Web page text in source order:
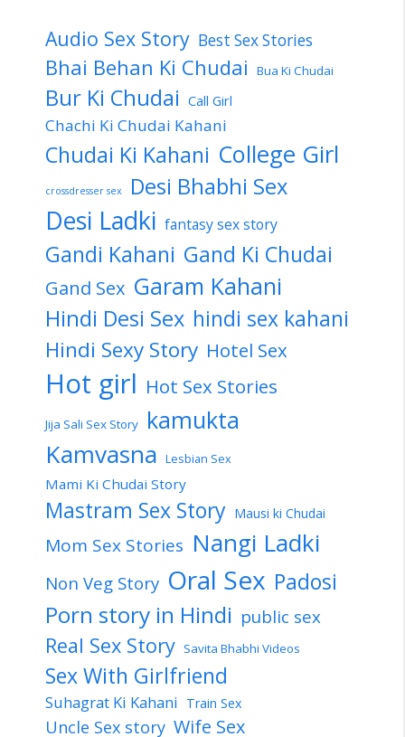
Audio Sex Story Best Sex Stories
Bhai Behan Ki Chudai Bua Ki Chudai
Bur Ki Chudai Call Girl
Chachi Ki Chudai Kahani
Chudai Ki Kahani College Girl
crossdresser sex Desi Bhabhi Sex
Desi Ladki fantasy sex story
Gandi Kahani Gand Ki Chudai
Gand Sex Garam Kahani
Hindi Desi Sex hindi sex kahani
Hindi Sexy Story Hotel Sex
Hot girl Hot Sex Stories
Jija Sali Sex Story kamukta
Kamvasna Lesbian Sex
Mami Ki Chudai Story
Mastram Sex Story Mausi ki Chudai
Mom Sex Stories Nangi Ladki
Non Veg Story Oral Sex Padosi
Porn story in Hindi public sex
Real Sex Story Savita Bhabhi Videos
Sex With Girlfriend
Suhagrat Ki Kahani Train Sex
Uncle Sex story Wife Sex